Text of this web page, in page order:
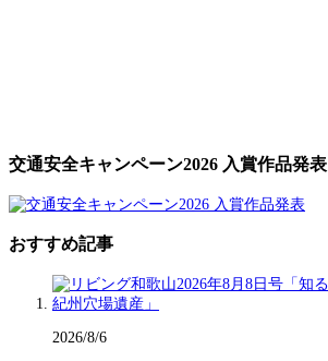
交通安全キャンペーン2026 入賞作品発表
おすすめ記事
2026/8/6